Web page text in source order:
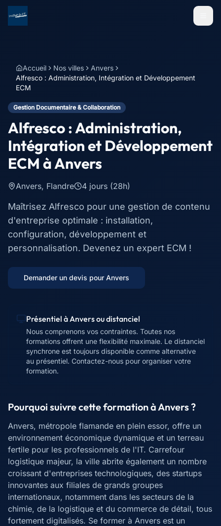
Menu
Accueil Nos villes
Anvers
Alfresco : Administration, Intégration et Développement
ECM
Gestion Documentaire & Collaboration
Alfresco : Administration,
Intégration et Développement
ECM àAnvers
Anvers, Flandre 4 jours (28h)
Maîtrisez Alfresco pour une gestion de contenu
d'entreprise optimale : installation,
configuration, développement et
personnalisation. Devenez un expert ECM !
Demander un devis pour Anvers
Présentiel àAnversou distanciel
Nous comprenons vos contraintes. Toutes nos
formations offrent une flexibilité maximale. Le distanciel
synchrone est toujours disponible comme alternative
au présentiel. Contactez-nous pour organiser votre
formation.
Pourquoi suivre cette formation àAnvers?
Anvers, métropole flamande en plein essor, offre un
environnement économique dynamique et un terreau
fertile pour les professionnels de l'IT. Carrefour
logistique majeur, la ville abrite également un nombre
croissant d'entreprises technologiques, des startups
innovantes aux filiales de grands groupes
internationaux, notamment dans les secteurs de la
chimie, de la logistique et du commerce de détail, tous
fortement digitalisés. Se former à Anvers est un